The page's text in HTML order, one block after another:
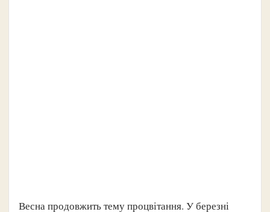
Весна продовжить тему процвітання. У березні